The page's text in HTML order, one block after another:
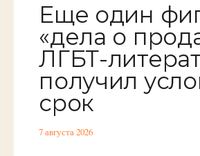
Еще один
«дела о
ЛГБТ-
получил
срок
7 августа 2026